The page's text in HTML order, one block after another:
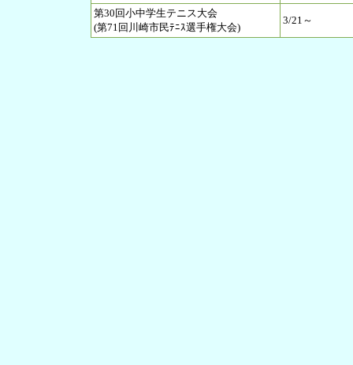
第30回小中学生テニス大会
(第71回川崎市民ﾃﾆｽ選手権大会)
3/21～